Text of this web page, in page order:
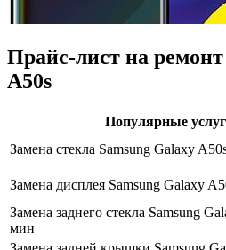
Прайс-лист на
A50s
Популярные
Замена стекла Samsung Galaxy
Замена дисплея Samsung Galaxy
Замена заднего стекла Samsung
мин